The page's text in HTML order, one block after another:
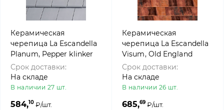
Керамическая
черепица La Escandella
Planum, Pepper klinker
Срок доставки:
На складе
В наличии 27 шт.
584,10 ₽/шт.
Керамическая
черепица La Escandella
Visum, Old England
klinker
Срок доставки:
На складе
В наличии 26 шт.
685,69 ₽/шт.